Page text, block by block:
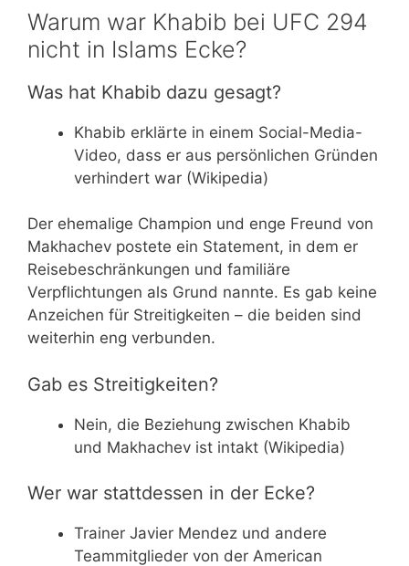
Warum war Khabib bei UFC 294
nicht in Islams Ecke?
Was hat Khabib dazu gesagt?
Khabib erklärte in einem Social-Media-
Video, dass er aus persönlichen Gründen
verhindert war (Wikipedia)
Der ehemalige Champion und enge Freund von
Makhachev postete ein Statement, in dem er
Reisebeschränkungen und familiäre
Verpflichtungen als Grund nannte. Es gab keine
Anzeichen für Streitigkeiten – die beiden sind
weiterhin eng verbunden.
Gab es Streitigkeiten?
Nein, die Beziehung zwischen Khabib
und Makhachev ist intakt (Wikipedia)
Wer war stattdessen in der Ecke?
Trainer Javier Mendez und andere
Teammitglieder von der American